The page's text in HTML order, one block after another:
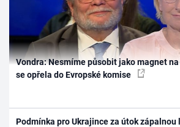
Vondra: Nesmíme působit jako magnet
se opřela do Evropské komise
Podmínka pro Ukrajince za útok zápalnou